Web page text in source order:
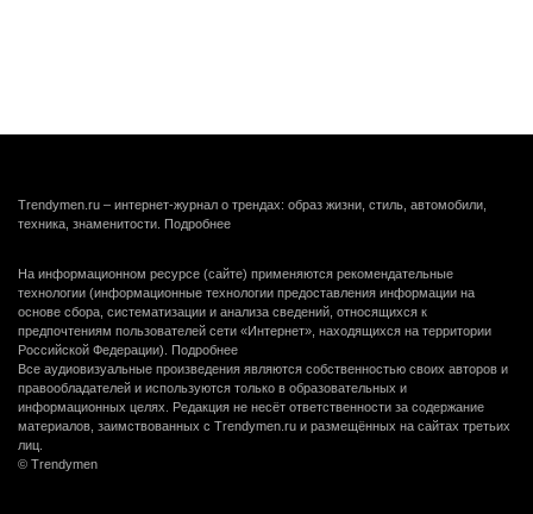
Trendymen.ru – интернет-журнал о трендах: образ жизни, стиль, автомобили,
техника, знаменитости. Подробнее
На информационном ресурсе (сайте) применяются рекомендательные
технологии (информационные технологии предоставления информации на
основе сбора, систематизации и анализа сведений, относящихся к
предпочтениям пользователей сети «Интернет», находящихся на территории
Российской Федерации). Подробнее
Все аудиовизуальные произведения являются собственностью своих авторов и
правообладателей и используются только в образовательных и
информационных целях. Редакция не несёт ответственности за содержание
материалов, заимствованных с Trendymen.ru и размещённых на сайтах третьих
лиц.
© Trendymen